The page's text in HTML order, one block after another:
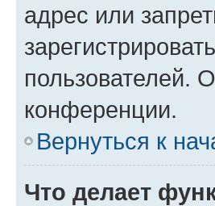
адрес или
пользователей.
конференции.
Вернуться к
Что делает